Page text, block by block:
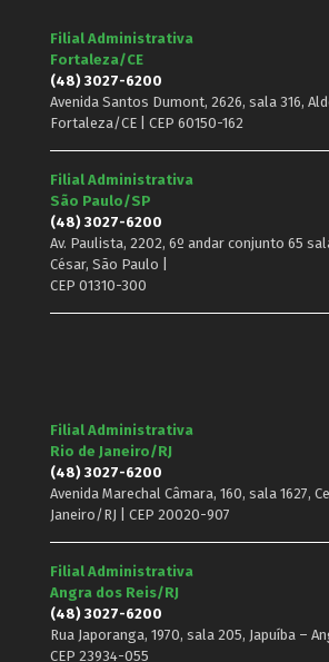
Filial Administrativa
Fortaleza/CE
(48) 3027-6200
Avenida Santos Dumont, 2626, sala 316,
Fortaleza/CE | CEP 60150-162
Filial Administrativa
São Paulo/SP
(48) 3027-6200
Av. Paulista, 2202, 6º andar conjunto 65
César, São Paulo |
CEP 01310-300
Filial Administrativa
Rio de Janeiro/RJ
(48) 3027-6200
Avenida Marechal Câmara, 160, sala 1627,
Janeiro/RJ | CEP 20020-907
Filial Administrativa
Angra dos Reis/RJ
(48) 3027-6200
Rua Japoranga, 1970, sala 205, Japuíba –
CEP 23934-055